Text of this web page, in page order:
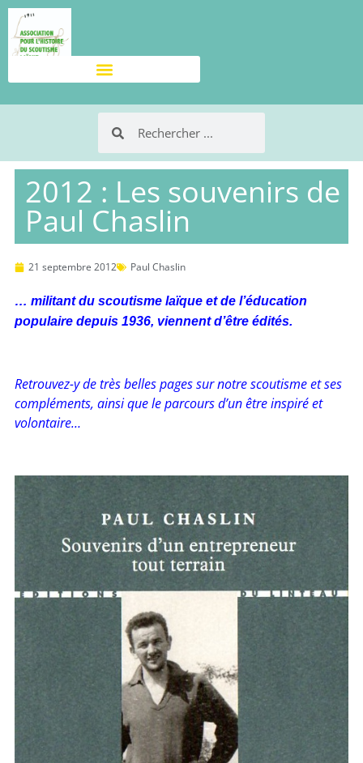
2012 : Les souvenirs de
Paul Chaslin
21 septembre 2012 Paul Chaslin
… militant du scoutisme laïque et de l’éducation
populaire depuis 1936, viennent d’être édités.
Retrouvez-y de très belles pages sur notre scoutisme et ses
compléments, ainsi que le parcours d’un être inspiré et
volontaire…